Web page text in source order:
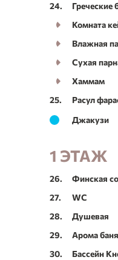
24.
Греческие
Комната
Влажная
Сухая
Хаммам
25.
Расул
Джакузи
1 ЭТАЖ
26.
Финская
27.
WC
28.
Душевая
29.
Арома
30.
Бассейн